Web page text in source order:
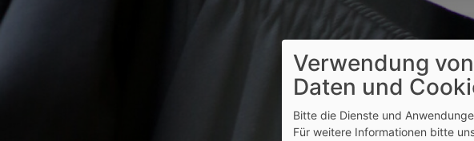
Verwendung
Daten und
Bitte die Dienste und
Für weitere Informationen bitte